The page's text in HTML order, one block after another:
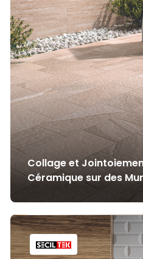
Collage et
Céramique sur des